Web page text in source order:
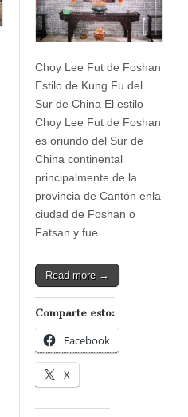
Choy Lee Fut de Foshan
Estilo de Kung Fu del
Sur de China El estilo
Choy Lee Fut de Foshan
es oriundo del Sur de
China continental
principalmente de la
provincia de Cantón enla
ciudad de Foshan o
Fatsan y fue…
Read more →
Comparte esto:
Facebook
X